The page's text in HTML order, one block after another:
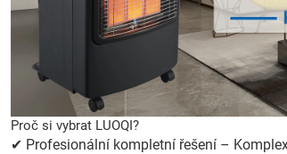
Proč si vybrat LUOQI?
✔ Profesionální kompletní řešení –